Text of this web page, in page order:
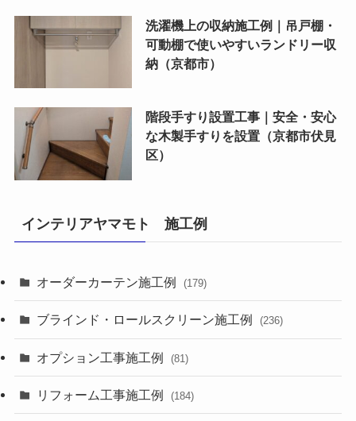
洗濯機上の収納施工例｜吊戸棚・
可動棚で使いやすいランドリー収
納（京都市）
階段手すり設置工事｜安全・安心
な木製手すりを設置（京都市伏見
区）
インテリアヤマモト 施工例
オーダーカーテン施工例 (179)
ブラインド・ロールスクリーン施工例 (236)
オプション工事施工例 (81)
リフォーム工事施工例 (184)